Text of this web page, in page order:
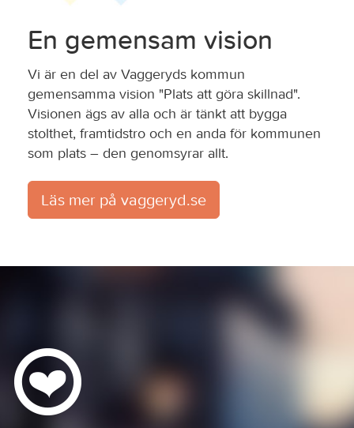
En gemensam vision
Vi är en del av Vaggeryds kommun
gemensamma vision "Plats att göra skillnad".
Visionen ägs av alla och är tänkt att bygga
stolthet, framtidstro och en anda för kommunen
som plats – den genomsyrar allt.
Läs mer på vaggeryd.se